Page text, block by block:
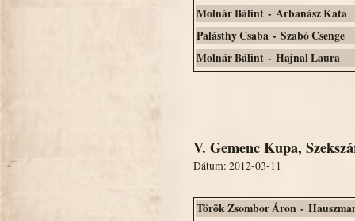
Molnár Bálint - Arbanász Kata
Palásthy Csaba - Szabó Csenge
Molnár Bálint - Hajnal Laura
V. Gemenc Kupa,
Dátum: 2012-03-11
Török Zsombor Áron -